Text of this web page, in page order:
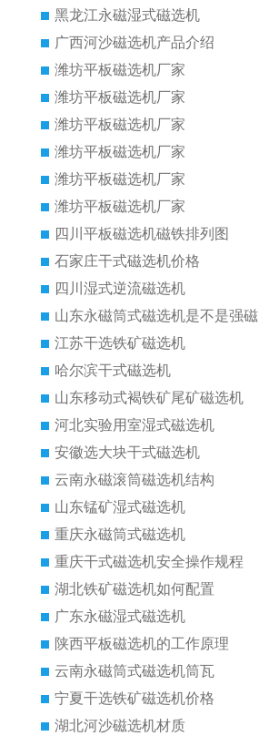
黑龙江永磁湿式磁选机
广西河沙磁选机产品介绍
潍坊平板磁选机厂家
潍坊平板磁选机厂家
潍坊平板磁选机厂家
潍坊平板磁选机厂家
潍坊平板磁选机厂家
潍坊平板磁选机厂家
四川平板磁选机磁铁排列图
石家庄干式磁选机价格
四川湿式逆流磁选机
山东永磁筒式磁选机是不是强磁
江苏干选铁矿磁选机
哈尔滨干式磁选机
山东移动式褐铁矿尾矿磁选机
河北实验用室湿式磁选机
安徽选大块干式磁选机
云南永磁滚筒磁选机结构
山东锰矿湿式磁选机
重庆永磁筒式磁选机
重庆干式磁选机安全操作规程
湖北铁矿磁选机如何配置
广东永磁湿式磁选机
陕西平板磁选机的工作原理
云南永磁筒式磁选机筒瓦
宁夏干选铁矿磁选机价格
湖北河沙磁选机材质